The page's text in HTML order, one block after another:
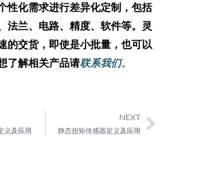
性化需求进行差异化定制，包括
法兰、电路、精度、软件等。灵
的交货，即使是小批量，也可以
了解相关产品请联系我们。
义及应用
NEXT
静态扭矩传感器定义及应用 Next